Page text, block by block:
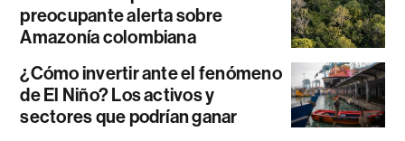
preocupante alerta sobre
Amazonía colombiana
¿Cómo invertir ante el fenómeno
de El Niño? Los activos y
sectores que podrían ganar